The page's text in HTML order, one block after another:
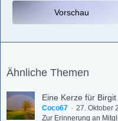
Vorschau
Ähnliche Themen
Eine Kerze für
Coco67
27. Oktober
Zur Erinnerung an